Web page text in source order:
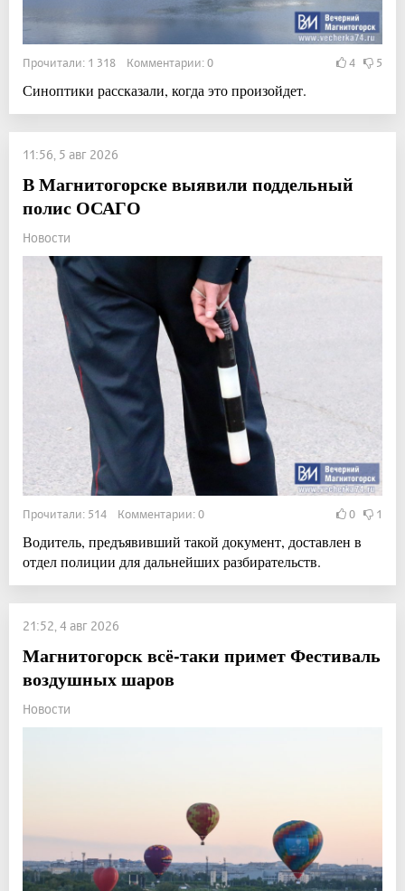
Прочитали: 1 318 Комментарии: 0 4 5
Синоптики рассказали, когда это произойдет.
11:56, 5 авг 2026
В Магнитогорске выявили поддельный
полис ОСАГО
Новости
Прочитали: 514 Комментарии: 0 0 1
Водитель, предъявивший такой документ, доставлен в
отдел полиции для дальнейших разбирательств.
21:52, 4 авг 2026
Магнитогорск всё-таки примет Фестиваль
воздушных шаров
Новости